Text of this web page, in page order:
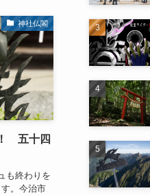
神社仏閣
五十四
も終わりを
。今治市